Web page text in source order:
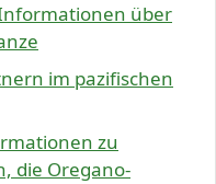
über
im pazifischen
zu
die Oregano-